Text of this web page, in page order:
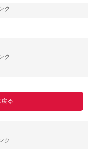
ク
ク
戻る
ク